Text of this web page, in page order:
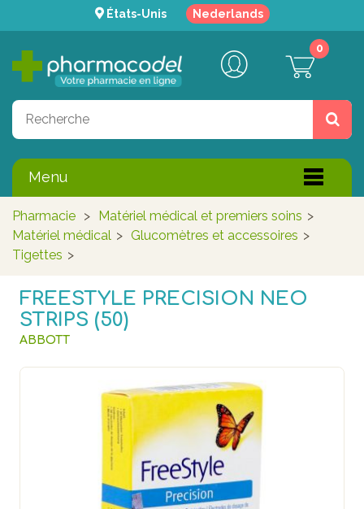
États-Unis Nederlands
0
Menu
Pharmacie > Matériel médical et premiers soins >
Matériel médical > Glucomètres et accessoires >
Tigettes >
FREESTYLE PRECISION NEO
STRIPS (50)
ABBOTT